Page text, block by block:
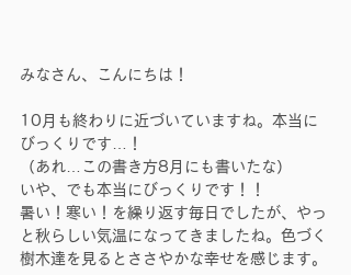
みなさん、こんにちは！
10月も終わりに近づいていますね。本当に
びっくりです…！
（あれ…この書き方8月にも書いたな）
いや、でも本当にびっくりです！！
暑い！寒い！を繰り返す毎日でしたが、やっ
と秋らしい気温になってきましたね。色づく
樹木達を見るとささやかな幸せを感じます。